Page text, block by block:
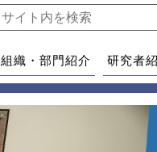
組織・部門紹介 研究者